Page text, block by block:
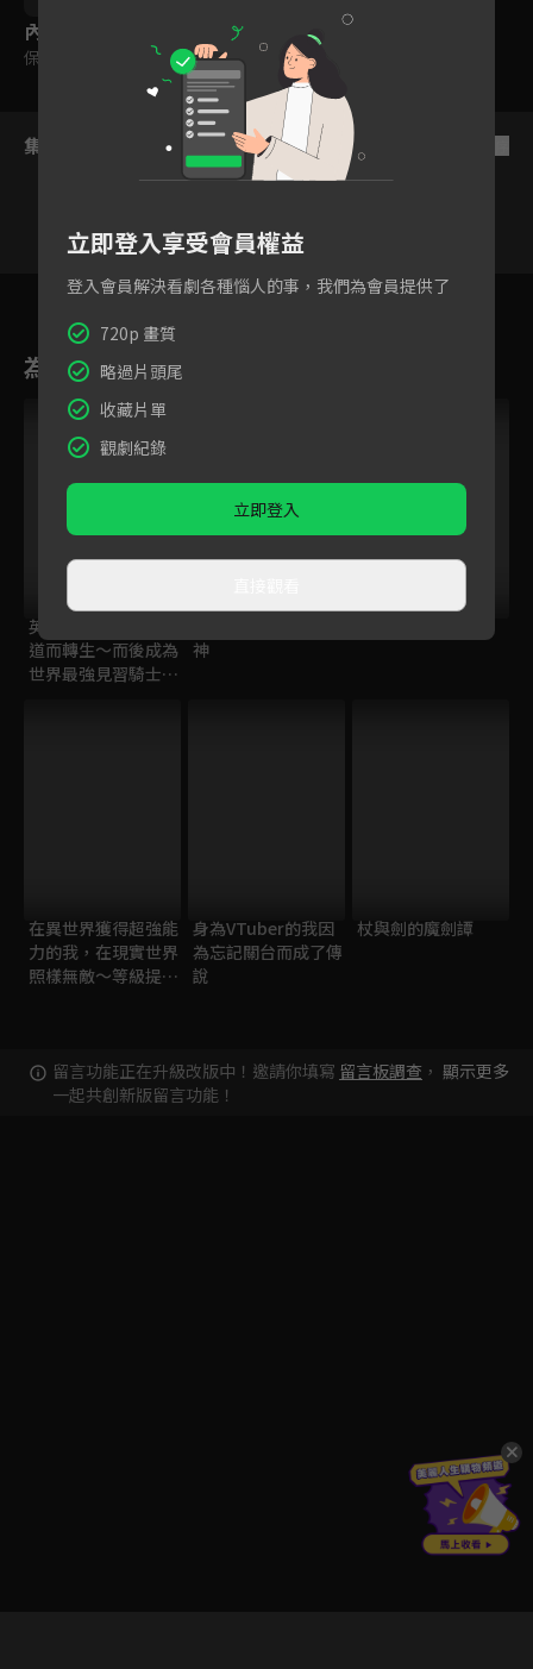
內容標籤
保護級
集數列表
8 9 10 11 12
為您推薦
英雄王，為了窮盡武
道而轉生～而後成為
世界最強見習騎士♀
神
在異世界獲得超強能
力的我，在現實世界
照樣無敵～等級提升
身為VTuber的我因
為忘記關台而成了傳
說
杖與劍的魔劍譚
留言功能正在升級改版中！邀請你填寫 留言板調查 ，
一起共創新版留言功能！
顯示更多
立即登入享受會員權益
登入會員解決看劇各種惱人的事，我們為會員提供了
720p 畫質
略過片頭尾
收藏片單
觀劇紀錄
立即登入